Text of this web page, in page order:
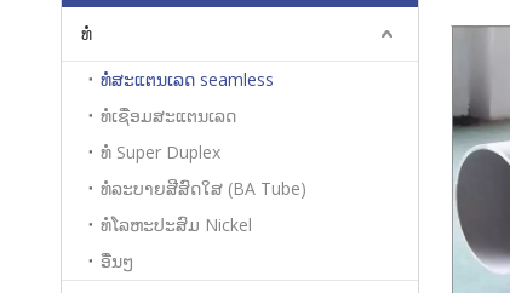
ທໍ່
ທໍ່ສະແຕນເລດ seamless
ທໍ່ເຊື່ອມສະແຕນເລດ
ທໍ່ Super Duplex
ທໍ່ລະບາຍສີສົດໃສ (BA Tube)
ທໍ່ໂລຫະປະສົມ Nickel
ອື່ນໆ